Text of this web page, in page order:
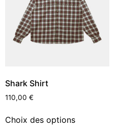
Shark Shirt
110,00 €
Choix des options